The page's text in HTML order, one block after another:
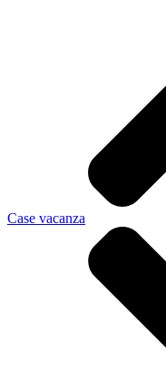
Case vacanza